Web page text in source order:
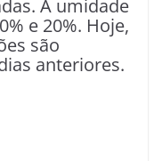
A umidade
e 20%. Hoje,
são
anteriores.